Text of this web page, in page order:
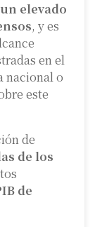
elevado
, y es
en el
nacional o
este
de
de los
de